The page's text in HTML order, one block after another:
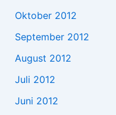
Oktober 2012
September 2012
August 2012
Juli 2012
Juni 2012